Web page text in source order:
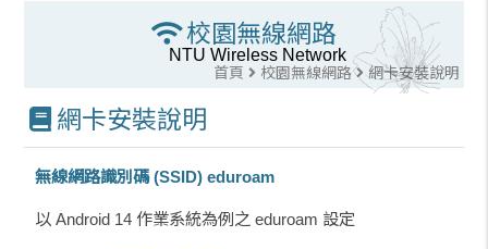
校園無線網路
NTU Wireless Network
首頁 校園無線網路 網卡安裝說明
網卡安裝說明
無線網路識別碼 (SSID) eduroam
以 Android 14 作業系統為例之 eduroam 設定